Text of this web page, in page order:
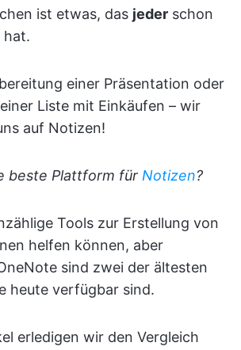
ist etwas, das jeder schon
hat.
einer Präsentation oder
Liste mit Einkäufen – wir
auf Notizen!
beste Plattform für Notizen?
Tools zur Erstellung von
helfen können, aber
sind zwei der ältesten
heute verfügbar sind.
erledigen wir den Vergleich